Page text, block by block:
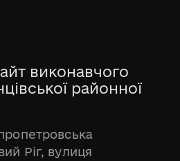
виконавчого
районної
Ріг, вулиця